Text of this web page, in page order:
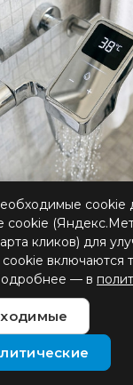
для
во многом
cookie
cookie
кликов) для
включаются
— в